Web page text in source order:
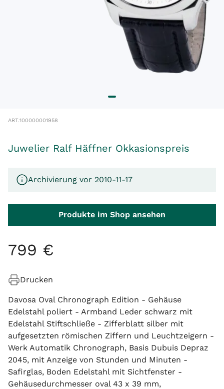
ART.100000001958
Juwelier Ralf Häffner Okkasionspreis
Archivierung vor 2010-11-17
Produkte im Shop ansehen
799 €
Drucken
Davosa Oval Chronograph Edition - Gehäuse
Edelstahl poliert - Armband Leder schwarz mit
Edelstahl Stiftschließe - Zifferblatt silber mit
aufgesetzten römischen Ziffern und Leuchtzeigern -
Werk Automatik Chronograph, Basis Dubuis Depraz
2045, mit Anzeige von Stunden und Minuten -
Safirglas, Boden Edelstahl mit Sichtfenster -
Gehäusedurchmesser oval 43 x 39 mm,